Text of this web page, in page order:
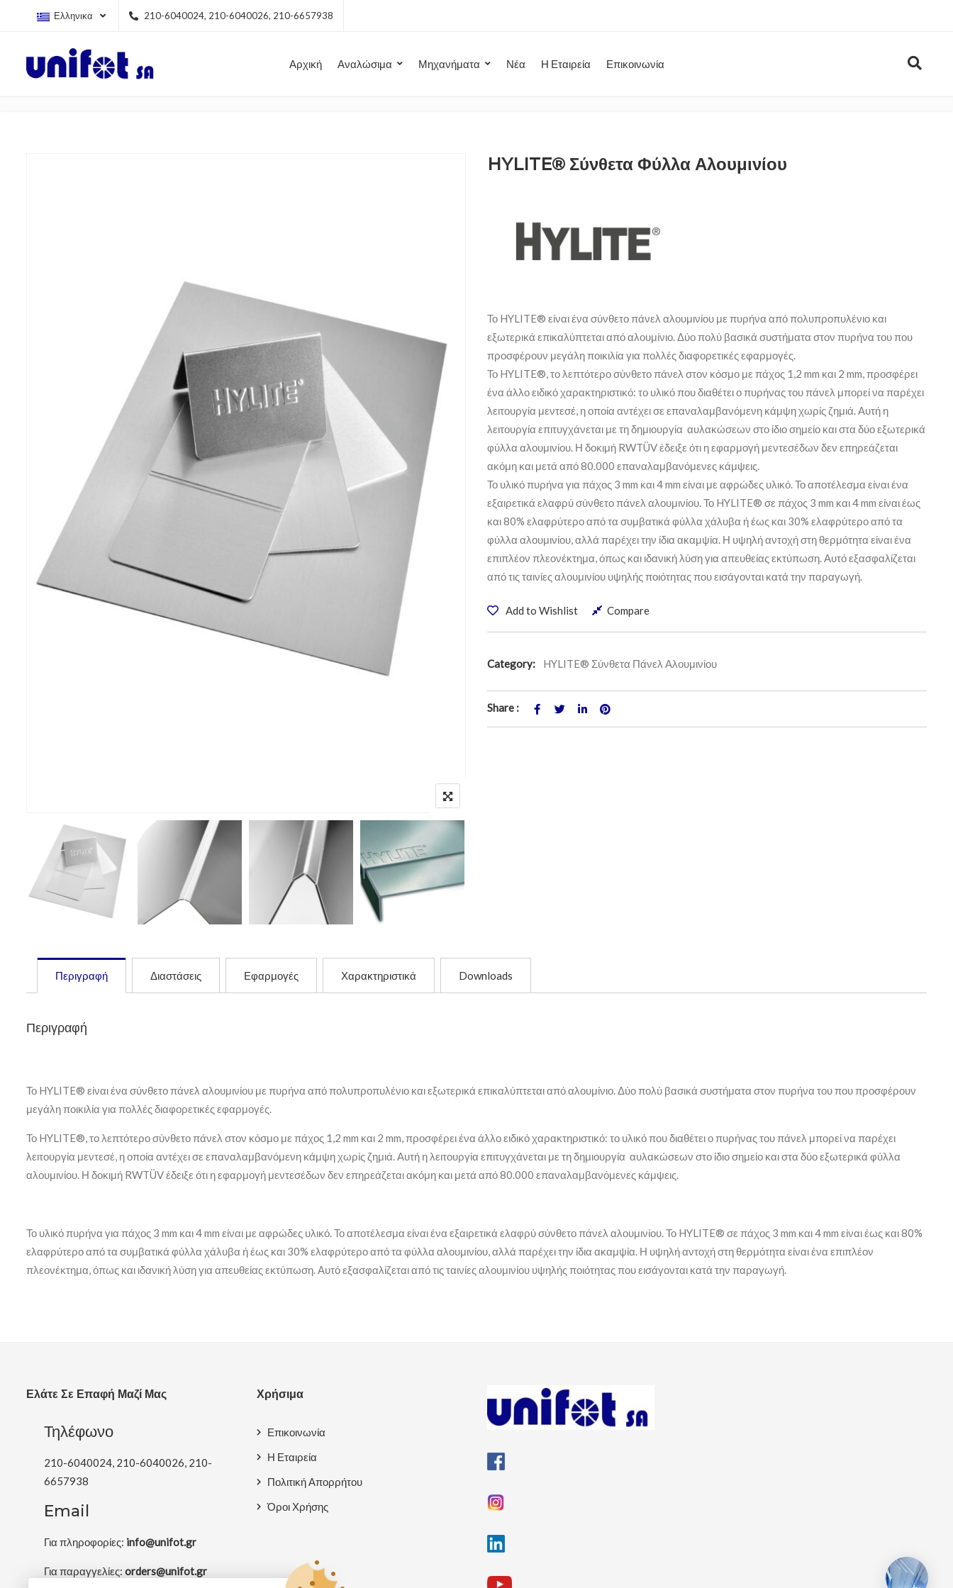
Ελληνικα 210-6040024, 210-6040026, 210-6657938
Αρχική Αναλώσιμα Μηχανήματα Νέα Η Εταιρεία Επικοινωνία
HYLITE® Σύνθετα Φύλλα Αλουμινίου
Το HYLITE® είναι ένα σύνθετο πάνελ αλουμινίου με πυρήνα από πολυπροπυλένιο και
εξωτερικά επικαλύπτεται από αλουμίνιο. Δύο πολύ βασικά συστήματα στον πυρήνα του που
προσφέρουν μεγάλη ποικιλία για πολλές διαφορετικές εφαρμογές.
Το HYLITE®, το λεπτότερο σύνθετο πάνελ στον κόσμο με πάχος 1,2 mm και 2 mm, προσφέρει
ένα άλλο ειδικό χαρακτηριστικό: το υλικό που διαθέτει ο πυρήνας του πάνελ μπορεί να παρέχει
λειτουργία μεντεσέ, η οποία αντέχει σε επαναλαμβανόμενη κάμψη χωρίς ζημιά. Αυτή η
λειτουργία επιτυγχάνεται με τη δημιουργία αυλακώσεων στο ίδιο σημείο και στα δύο εξωτερικά
φύλλα αλουμινίου. Η δοκιμή RWTÜV έδειξε ότι η εφαρμογή μεντεσέδων δεν επηρεάζεται
ακόμη και μετά από 80.000 επαναλαμβανόμενες κάμψεις.
Το υλικό πυρήνα για πάχος 3 mm και 4 mm είναι με αφρώδες υλικό. Το αποτέλεσμα είναι ένα
εξαιρετικά ελαφρύ σύνθετο πάνελ αλουμινίου. Το HYLITE® σε πάχος 3 mm και 4 mm είναι έως
και 80% ελαφρύτερο από τα συμβατικά φύλλα χάλυβα ή έως και 30% ελαφρύτερο από τα
φύλλα αλουμινίου, αλλά παρέχει την ίδια ακαμψία. Η υψηλή αντοχή στη θερμότητα είναι ένα
επιπλέον πλεονέκτημα, όπως και ιδανική λύση για απευθείας εκτύπωση. Αυτό εξασφαλίζεται
από τις ταινίες αλουμινίου υψηλής ποιότητας που εισάγονται κατά την παραγωγή.
Add to Wishlist Compare
Category: HYLITE® Σύνθετα Πάνελ Αλουμινίου
Share :
Περιγραφή Διαστάσεις Εφαρμογές Χαρακτηριστικά Downloads
Περιγραφή
Το HYLITE® είναι ένα σύνθετο πάνελ αλουμινίου με πυρήνα από πολυπροπυλένιο και εξωτερικά επικαλύπτεται από αλουμίνιο. Δύο πολύ βασικά συστήματα στον πυρήνα του που προσφέρουν
μεγάλη ποικιλία για πολλές διαφορετικές εφαρμογές.
Το HYLITE®, το λεπτότερο σύνθετο πάνελ στον κόσμο με πάχος 1,2 mm και 2 mm, προσφέρει ένα άλλο ειδικό χαρακτηριστικό: το υλικό που διαθέτει ο πυρήνας του πάνελ μπορεί να παρέχει
λειτουργία μεντεσέ, η οποία αντέχει σε επαναλαμβανόμενη κάμψη χωρίς ζημιά. Αυτή η λειτουργία επιτυγχάνεται με τη δημιουργία αυλακώσεων στο ίδιο σημείο και στα δύο εξωτερικά φύλλα
αλουμινίου. Η δοκιμή RWTÜV έδειξε ότι η εφαρμογή μεντεσέδων δεν επηρεάζεται ακόμη και μετά από 80.000 επαναλαμβανόμενες κάμψεις.
Το υλικό πυρήνα για πάχος 3 mm και 4 mm είναι με αφρώδες υλικό. Το αποτέλεσμα είναι ένα εξαιρετικά ελαφρύ σύνθετο πάνελ αλουμινίου. Το HYLITE® σε πάχος 3 mm και 4 mm είναι έως και 80%
ελαφρύτερο από τα συμβατικά φύλλα χάλυβα ή έως και 30% ελαφρύτερο από τα φύλλα αλουμινίου, αλλά παρέχει την ίδια ακαμψία. Η υψηλή αντοχή στη θερμότητα είναι ένα επιπλέον
πλεονέκτημα, όπως και ιδανική λύση για απευθείας εκτύπωση. Αυτό εξασφαλίζεται από τις ταινίες αλουμινίου υψηλής ποιότητας που εισάγονται κατά την παραγωγή.
Ελάτε Σε Επαφή Μαζί Μας
Τηλέφωνο
210-6040024, 210-6040026, 210-
6657938
Email
Για πληροφορίες: info@unifot.gr
Για παραγγελίες: orders@unifot.gr
Χρήσιμα
Επικοινωνία
Η Εταιρεία
Πολιτική Απορρήτου
Όροι Χρήσης